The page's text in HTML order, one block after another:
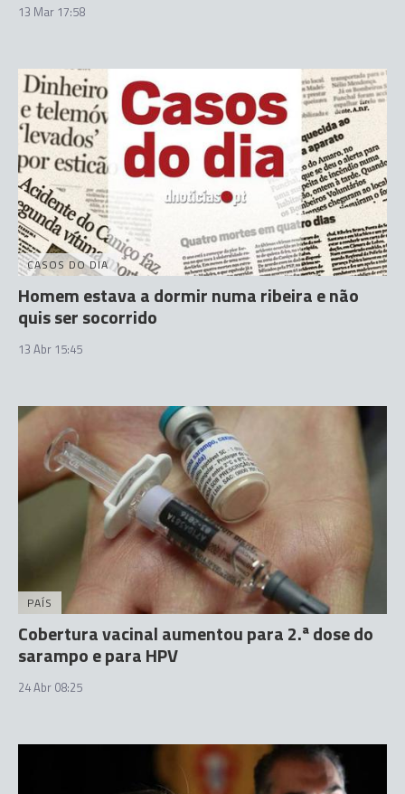
13 Mar 17:58
CASOS DO DIA
Homem estava a dormir numa ribeira e não
quis ser socorrido
13 Abr 15:45
PAÍS
Cobertura vacinal aumentou para 2.ª dose do
sarampo e para HPV
24 Abr 08:25